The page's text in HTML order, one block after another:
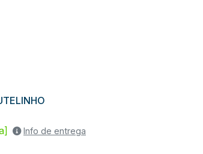
Info de entrega